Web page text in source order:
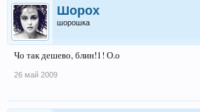
Шорох
шорошка
Чо так дешево, блин!1! О.о
26 май 2009